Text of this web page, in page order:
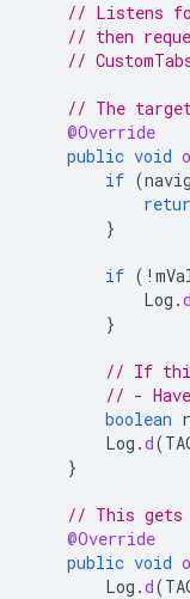
// Listens
// then
//
// The
@Override
public void
if (
}
if ( !
Log .d
}
// If
// -
boolean
Log .d(
}
// This gets
@Override
public void
Log .d(